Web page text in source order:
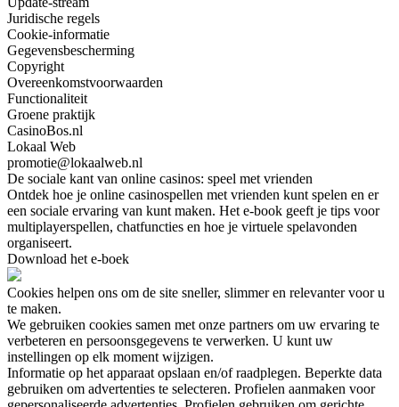
Juridische regels
Cookie-informatie
Gegevensbescherming
Copyright
Overeenkomstvoorwaarden
Functionaliteit
Groene praktijk
CasinoBos.nl
Lokaal Web
promotie@lokaalweb.nl
De sociale kant van online casinos: speel met vrienden
Ontdek hoe je online casinospellen met vrienden kunt spelen en er
een sociale ervaring van kunt maken. Het e-book geeft je tips voor
multiplayerspellen, chatfuncties en hoe je virtuele spelavonden
organiseert.
Download het e-boek
Cookies helpen ons om de site sneller, slimmer en relevanter voor u
te maken.
We gebruiken cookies samen met onze partners om uw ervaring te
verbeteren en persoonsgegevens te verwerken. U kunt uw
instellingen op elk moment wijzigen.
Informatie op het apparaat opslaan en/of raadplegen. Beperkte data
gebruiken om advertenties te selecteren. Profielen aanmaken voor